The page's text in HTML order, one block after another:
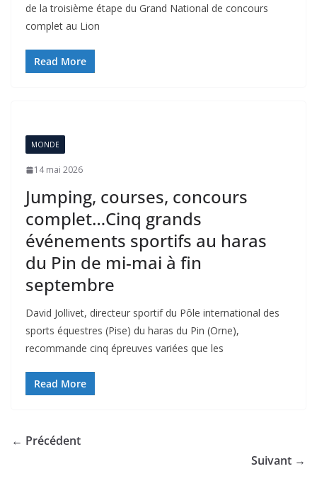
de la troisième étape du Grand National de concours
complet au Lion
Read More
MONDE
14 mai 2026
Jumping, courses, concours
complet…Cinq grands
événements sportifs au haras
du Pin de mi-mai à fin
septembre
David Jollivet, directeur sportif du Pôle international des
sports équestres (Pise) du haras du Pin (Orne),
recommande cinq épreuves variées que les
Read More
← Précédent
Suivant →